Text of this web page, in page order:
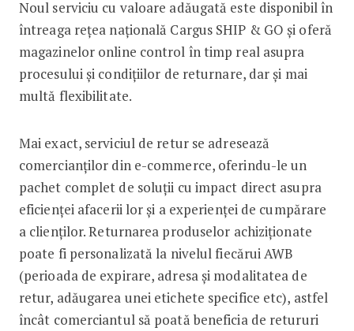
Noul serviciu cu valoare adăugată este disponibil în
întreaga rețea națională Cargus SHIP & GO și oferă
magazinelor online control în timp real asupra
procesului și condițiilor de returnare, dar și mai
multă flexibilitate.
Mai exact, serviciul de retur se adresează
comercianților din e-commerce, oferindu-le un
pachet complet de soluții cu impact direct asupra
eficienței afacerii lor și a experienței de cumpărare
a clienților. Returnarea produselor achiziționate
poate fi personalizată la nivelul fiecărui AWB
(perioada de expirare, adresa și modalitatea de
retur, adăugarea unei etichete specifice etc), astfel
încât comerciantul să poată beneficia de retururi